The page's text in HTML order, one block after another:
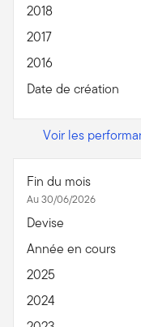
2018
2017
2016
Date de création
Voir les
Fin du mois
Au 30/06/2026
Devise
Année en cours
2025
2024